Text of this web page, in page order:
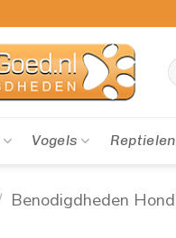
Vogels Reptielen
Benodigdheden Hond